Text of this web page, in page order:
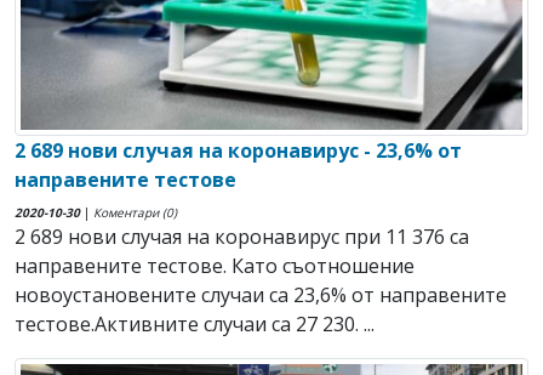
2 689 нови случая на коронавирус - 23,6% от
направените тестове
2020-10-30| Коментари (0)
2 689 нови случая на коронавирус при 11 376 са
направените тестове. Като съотношение
новоустановените случаи са 23,6% от направените
тестове.Активните случаи са 27 230. ...